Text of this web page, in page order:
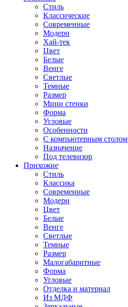
Стиль
Классические
Современные
Модерн
Хай-тек
Цвет
Белые
Венге
Светлые
Темные
Размер
Мини стенки
Форма
Угловые
Особенности
С компьютерным столом
Назначение
Под телевизор
Прихожие
Стиль
Классика
Современные
Модерн
Цвет
Белые
Венге
Светлые
Темные
Размер
Малогабаритные
Форма
Угловые
Отделка и материал
Из МДФ